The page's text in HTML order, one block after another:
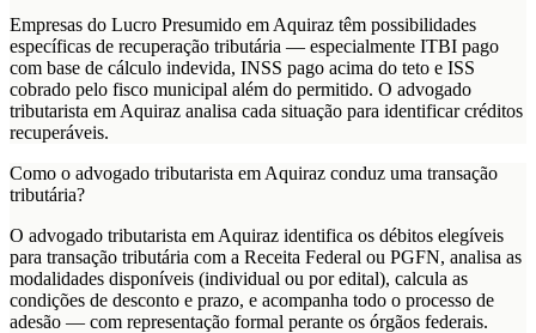
Empresas do Lucro Presumido em Aquiraz têm possibilidades
específicas de recuperação tributária — especialmente ITBI pago
com base de cálculo indevida, INSS pago acima do teto e ISS
cobrado pelo fisco municipal além do permitido. O advogado
tributarista em Aquiraz analisa cada situação para identificar créditos
recuperáveis.
Como o advogado tributarista em Aquiraz conduz uma transação
tributária?
O advogado tributarista em Aquiraz identifica os débitos elegíveis
para transação tributária com a Receita Federal ou PGFN, analisa as
modalidades disponíveis (individual ou por edital), calcula as
condições de desconto e prazo, e acompanha todo o processo de
adesão — com representação formal perante os órgãos federais.